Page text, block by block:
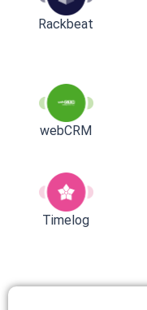
Rackbeat
webCRM
Timelog